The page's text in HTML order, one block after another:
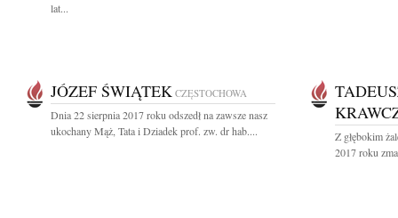
lat...
JÓZEF ŚWIĄTEK CZĘSTOCHOWA
Dnia 22 sierpnia 2017 roku odszedł na zawsze nasz
ukochany Mąż, Tata i Dziadek prof. zw. dr hab....
Z głębokim
2017 roku